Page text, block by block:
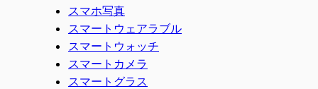
スマホ写真
スマートウェアラブル
スマートウォッチ
スマートカメラ
スマートグラス